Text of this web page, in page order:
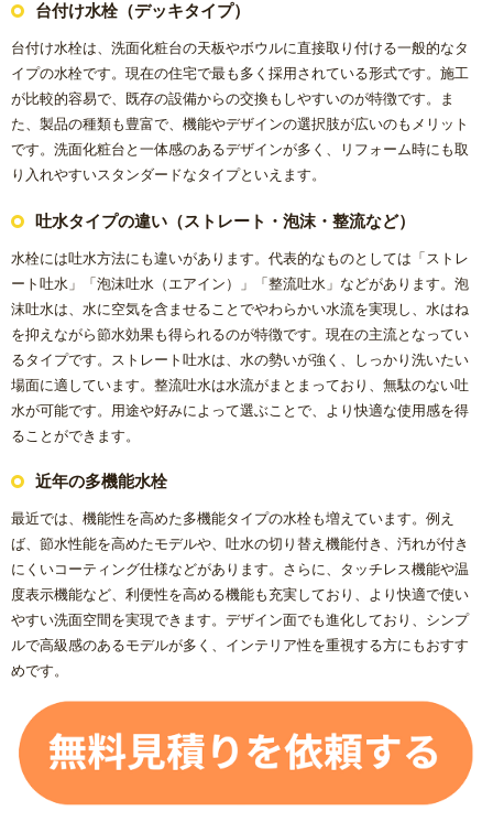
台付け水栓（デッキタイプ）
台付け水栓は、洗面化粧台の天板やボウルに直接取り付ける一般的なタ
イプの水栓です。現在の住宅で最も多く採用されている形式です。施工
が比較的容易で、既存の設備からの交換もしやすいのが特徴です。ま
た、製品の種類も豊富で、機能やデザインの選択肢が広いのもメリット
です。洗面化粧台と一体感のあるデザインが多く、リフォーム時にも取
り入れやすいスタンダードなタイプといえます。
吐水タイプの違い（ストレート・泡沫・整流など）
水栓には吐水方法にも違いがあります。代表的なものとしては「ストレ
ート吐水」「泡沫吐水（エアイン）」「整流吐水」などがあります。泡
沫吐水は、水に空気を含ませることでやわらかい水流を実現し、水はね
を抑えながら節水効果も得られるのが特徴です。現在の主流となってい
るタイプです。ストレート吐水は、水の勢いが強く、しっかり洗いたい
場面に適しています。整流吐水は水流がまとまっており、無駄のない吐
水が可能です。用途や好みによって選ぶことで、より快適な使用感を得
ることができます。
近年の多機能水栓
最近では、機能性を高めた多機能タイプの水栓も増えています。例え
ば、節水性能を高めたモデルや、吐水の切り替え機能付き、汚れが付き
にくいコーティング仕様などがあります。さらに、タッチレス機能や温
度表示機能など、利便性を高める機能も充実しており、より快適で使い
やすい洗面空間を実現できます。デザイン面でも進化しており、シンプ
ルで高級感のあるモデルが多く、インテリア性を重視する方にもおすす
めです。